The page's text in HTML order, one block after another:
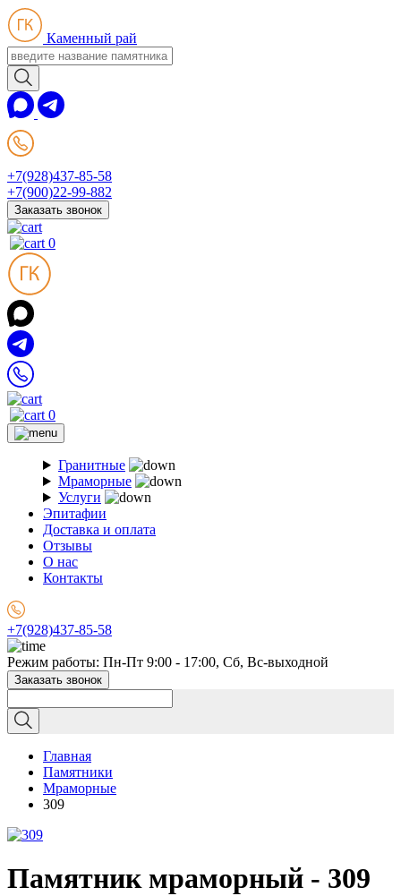
Каменный рай
+7(928)437-85-58
+7(900)22-99-882
Заказать звонок
0
0
Гранитные
Мраморные
Услуги
Эпитафии
Доставка и оплата
Отзывы
О нас
Контакты
+7(928)437-85-58
Режим работы: Пн-Пт 9:00 - 17:00, Сб, Вс-выходной
Заказать звонок
Главная
Памятники
Мраморные
309
Памятник мраморный - 309